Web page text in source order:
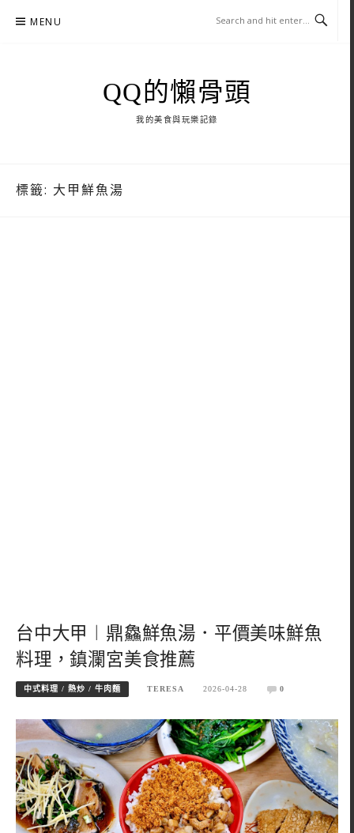
MENU
QQ的懶骨頭
我的美食與玩樂記錄
標籤: 大甲鮮魚湯
台中大甲︱鼎鱻鮮魚湯．平價美味鮮魚
料理，鎮瀾宮美食推薦
中式料理 / 熱炒 / 牛肉麵 TERESA 2026-04-28 0